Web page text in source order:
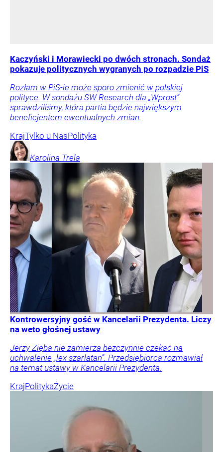
Kaczyński i Morawiecki po dwóch stronach. Sondaż
pokazuje politycznych wygranych po rozpadzie PiS
Rozłam w PiS-ie może sporo zmienić w polskiej
polityce. W sondażu SW Research dla „Wprost”
sprawdziliśmy, która partia będzie największym
beneficjentem ewentualnych zmian.
KrajTylko u NasPolityka
Karolina Trela
Kontrowersyjny gość w Kancelarii Prezydenta. Liczy
na weto głośnej ustawy
Jerzy Zięba nie zamierza bezczynnie czekać na
uchwalenie „lex szarlatan”. Przedsiębiorca rozmawiał
na temat ustawy w Kancelarii Prezydenta.
KrajPolitykaŻycie